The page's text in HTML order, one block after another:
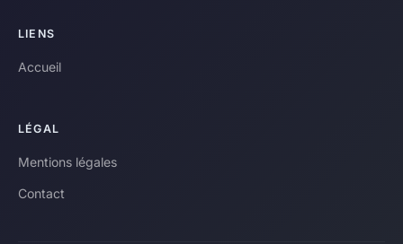
LIENS
Accueil
LÉGAL
Mentions légales
Contact